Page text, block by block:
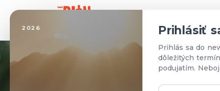
2026 Prihlásiť
Prihlás sa do
dôležitých
podujatím.